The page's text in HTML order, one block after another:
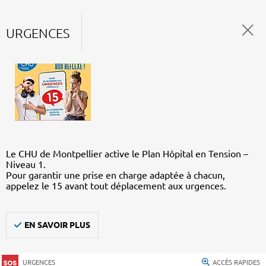
URGENCES
Le CHU de Montpellier active le Plan Hôpital en Tension –
Niveau 1.
Pour garantir une prise en charge adaptée à chacun,
appelez le 15 avant tout déplacement aux urgences.
EN SAVOIR PLUS
URGENCES ACCÈS RAPIDES